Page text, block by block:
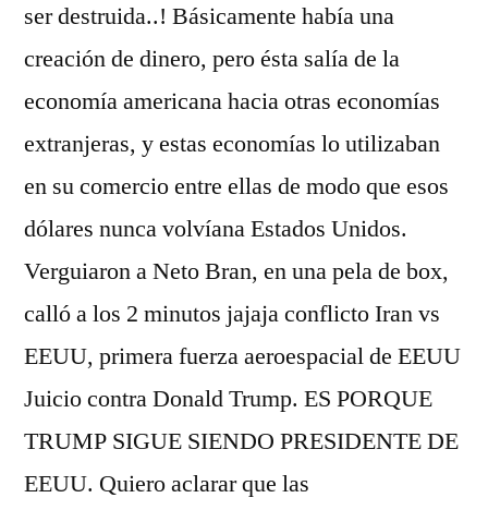
ser destruida..! Básicamente había una
creación de dinero, pero ésta salía de la
economía americana hacia otras economías
extranjeras, y estas economías lo utilizaban
en su comercio entre ellas de modo que esos
dólares nunca volvíana Estados Unidos.
Verguiaron a Neto Bran, en una pela de box,
calló a los 2 minutos jajaja conflicto Iran vs
EEUU, primera fuerza aeroespacial de EEUU
Juicio contra Donald Trump. ES PORQUE
TRUMP SIGUE SIENDO PRESIDENTE DE
EEUU. Quiero aclarar que las